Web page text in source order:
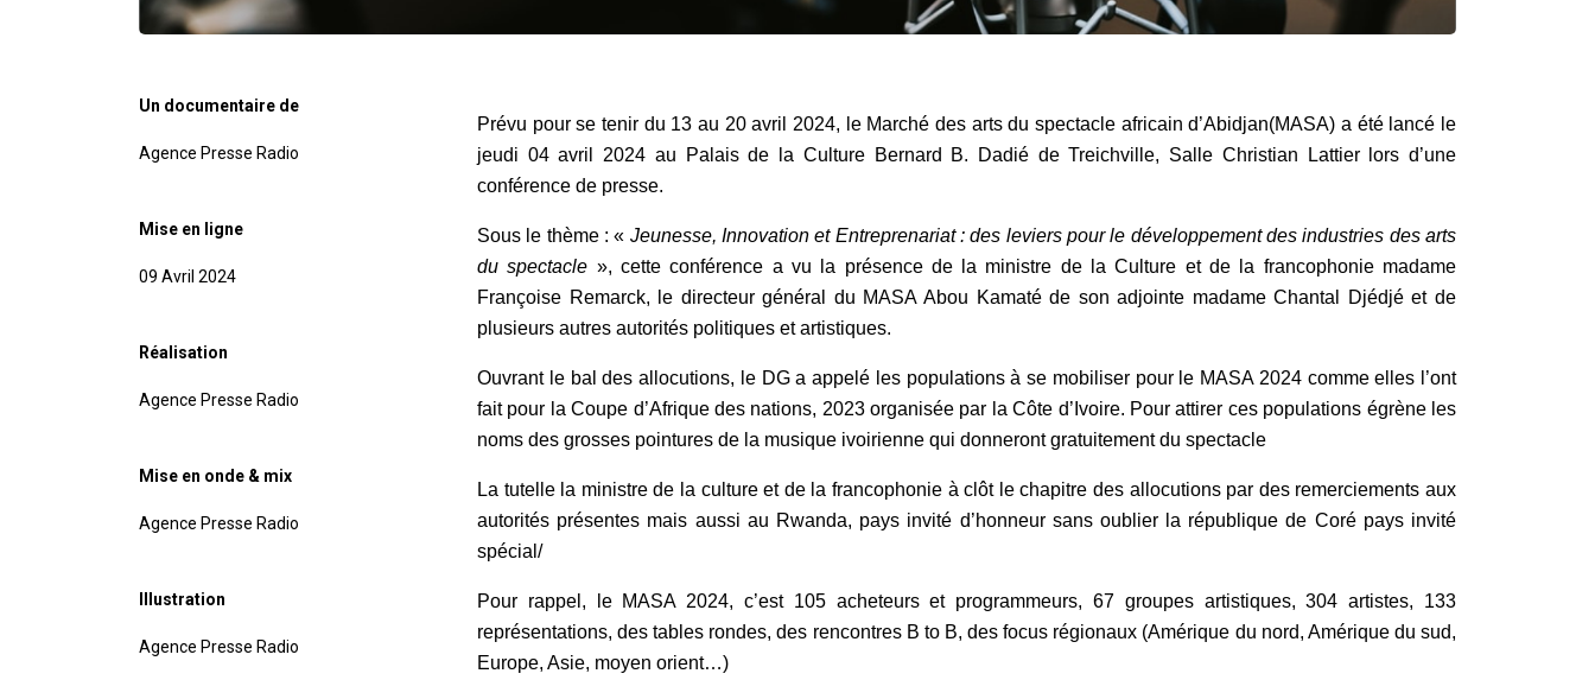
Un documentaire de
Agence Presse Radio
Mise en ligne
09 Avril 2024
Réalisation
Agence Presse Radio
Mise en onde & mix
Agence Presse Radio
Illustration
Agence Presse Radio
Prévu pour se tenir du 13 au 20 avril 2024, le Marché des arts du spectacle africain d’Abidjan(MASA) a été lancé le
jeudi 04 avril 2024 au Palais de la Culture Bernard B. Dadié de Treichville, Salle Christian Lattier lors d’une
conférence de presse.
Sous le thème : « Jeunesse, Innovation et Entreprenariat : des leviers pour le développement des industries des arts
du spectacle », cette conférence a vu la présence de la ministre de la Culture et de la francophonie madame
Françoise Remarck, le directeur général du MASA Abou Kamaté de son adjointe madame Chantal Djédjé et de
plusieurs autres autorités politiques et artistiques.
Ouvrant le bal des allocutions, le DG a appelé les populations à se mobiliser pour le MASA 2024 comme elles l’ont
fait pour la Coupe d’Afrique des nations, 2023 organisée par la Côte d’Ivoire. Pour attirer ces populations égrène les
noms des grosses pointures de la musique ivoirienne qui donneront gratuitement du spectacle
La tutelle la ministre de la culture et de la francophonie à clôt le chapitre des allocutions par des remerciements aux
autorités présentes mais aussi au Rwanda, pays invité d’honneur sans oublier la république de Coré pays invité
spécial/
Pour rappel, le MASA 2024, c’est 105 acheteurs et programmeurs, 67 groupes artistiques, 304 artistes, 133
représentations, des tables rondes, des rencontres B to B, des focus régionaux (Amérique du nord, Amérique du sud,
Europe, Asie, moyen orient…)